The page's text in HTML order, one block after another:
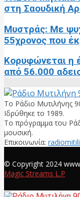
στη Σαουδική
Μυστράς: Με
55χρονος που
Κορυφώνεται η
από 56.000
Το Ράδιο Μυτιλήνης
Ιδρύθηκε το 1989.
Το πρόγραμμα του
μουσική.
Επικοινωνία:
© Copyright 2024
Magic Streams L.P